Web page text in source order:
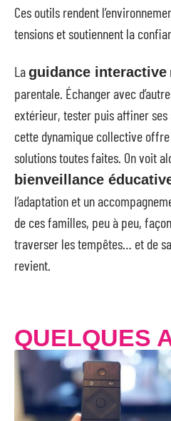
Ces outils rendent
tensions et soutiennent la
Laguidance interactive
parentale. Échanger avec
extérieur, tester puis affiner
cette dynamique collective
solutions toutes faites. On voit
bienveillance
l’adaptation et un
de ces familles, peu à peu,
traverser les tempêtes… et de
revient.
QUELQUES